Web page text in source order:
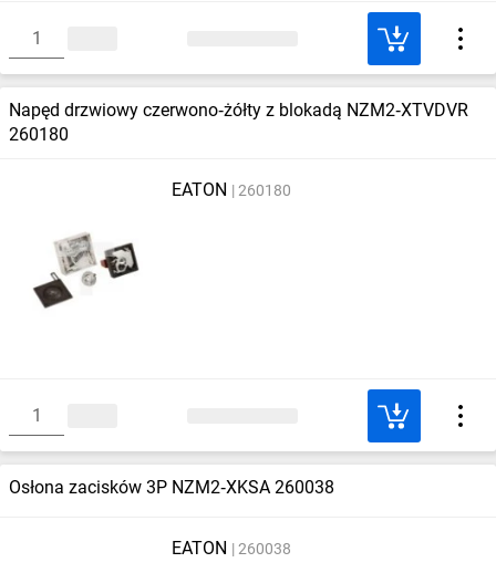
Napęd drzwiowy czerwono‑żółty z blokadą NZM2‑XTVDVR
260180
EATON 260180
Osłona zacisków 3P NZM2‑XKSA 260038
EATON 260038